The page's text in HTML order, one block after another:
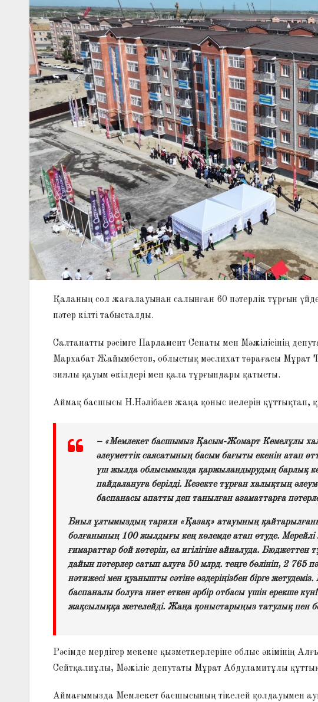
Қаланың сол жағалауынан салынған 60 пәтерлік тұрғын
пәтер кілті табысталды.
Салтанатты рәсімге Парламент Сенаты мен Мәжілісінің
Мархабат Жайымбетов, облыстық мәслихат төрағасы Мұрат
зиялы қауым өкілдері мен қала тұрғындары қатысты.
Аймақ басшысы Н.Нәлібаев жаңа қоныс иелерін құттықтап,
– «Мемлекет басшымыз Қасым-Жомарт Кемелұлы
әлеуметтік саясатының басым бағыты екенін атап
үш жылда облысымызда қаржыландырудың барлық
пайдалануға берілді. Кезекте тұрған халықтың
баспанасы апатты деп танылған азаматтарға
Биыл ұлтымыздың тарихи «Қазақ» атауының
болғанының 100 жылдығы кең көлемде атап өтуде. Мерейлі
ғимараттар бой көтеріп, ел игілігіне айналуда.
дайын пәтерлер сатып алуға 50 млрд. теңге бөлініп, 2 765
нәтижесі мен қуанышты сәтіне өздеріңізбен бірге
баспаналы болуға ниет еткен әрбір отбасы үшін ерекше
жақсылыққа жетелейді. Жаңа қоныстарыңыз татулық пен
Рәсімде мердігер мекеме қызметкерлеріне облыс әкімінің
Сейтқалиұлы, Мәжіліс депутаты Мұрат Абдуламитұлы
Аймағымызда Мемлекет басшысының тікелей қолдауымен